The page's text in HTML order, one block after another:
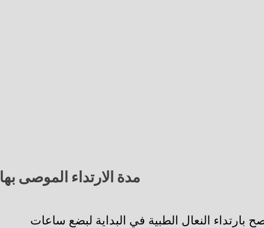
مدة الارتداء الموصى بها
بارتداء النعال الطبية في البداية لبضع ساعات